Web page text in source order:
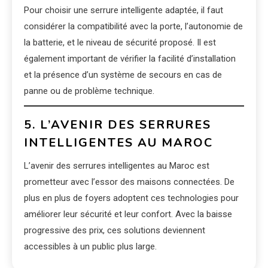
Pour choisir une serrure intelligente adaptée, il faut
considérer la compatibilité avec la porte, l’autonomie de
la batterie, et le niveau de sécurité proposé. Il est
également important de vérifier la facilité d’installation
et la présence d’un système de secours en cas de
panne ou de problème technique.
5. L’AVENIR DES SERRURES
INTELLIGENTES AU MAROC
L’avenir des serrures intelligentes au Maroc est
prometteur avec l’essor des maisons connectées. De
plus en plus de foyers adoptent ces technologies pour
améliorer leur sécurité et leur confort. Avec la baisse
progressive des prix, ces solutions deviennent
accessibles à un public plus large.